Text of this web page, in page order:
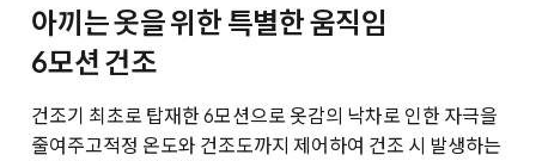
아끼는 옷을 위한 특별한 움직임
6모션 건조
건조기 최초로 탑재한 6모션으로 옷감의 낙차로 인한 자극을
줄여주고적정 온도와 건조도까지 제어하여 건조 시 발생하는